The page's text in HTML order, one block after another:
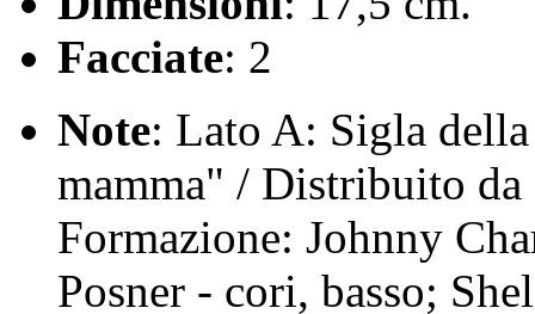
Facciate: 2
Note: Lato A: Sigla
mamma" / Distribuito
Formazione: Johnny
Posner - cori, basso;